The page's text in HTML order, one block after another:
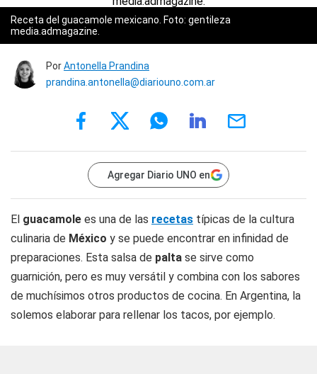
Receta del guacamole mexicano. Foto: gentileza
media.admagazine.
PorAntonella Prandina
prandina.antonella@diariouno.com.ar
Agregar Diario UNO en
El guacamole es una de las recetas típicas de la cultura
culinaria de México y se puede encontrar en infinidad de
preparaciones. Esta salsa de palta se sirve como
guarnición, pero es muy versátil y combina con los sabores
de muchísimos otros productos de cocina. En Argentina, la
solemos elaborar para rellenar los tacos, por ejemplo.